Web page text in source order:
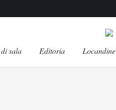
sala Editoria Locandine